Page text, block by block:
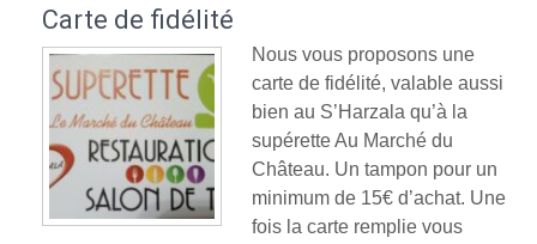
Carte de fidélité
Nous vous proposons une
carte de fidélité, valable aussi
bien au S’Harzala qu’à la
supérette Au Marché du
Château. Un tampon pour un
minimum de 15€ d’achat. Une
fois la carte remplie vous